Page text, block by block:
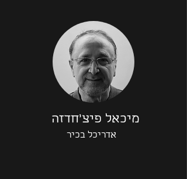
מיכאל פיצ'חדזה
אדריכל בכיר